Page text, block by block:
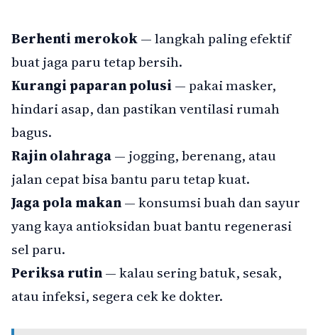
Berhenti merokok— langkah paling efektif
buat jaga paru tetap bersih.
Kurangi paparan polusi— pakai masker,
hindari asap, dan pastikan ventilasi rumah
bagus.
Rajin olahraga— jogging, berenang, atau
jalan cepat bisa bantu paru tetap kuat.
Jaga pola makan— konsumsi buah dan sayur
yang kaya antioksidan buat bantu regenerasi
sel paru.
Periksa rutin— kalau sering batuk, sesak,
atau infeksi, segera cek ke dokter.